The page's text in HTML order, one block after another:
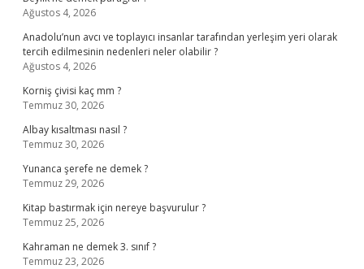
Ağustos 4, 2026
Anadolu’nun avcı ve toplayıcı insanlar tarafından yerleşim yeri olarak
tercih edilmesinin nedenleri neler olabilir ?
Ağustos 4, 2026
Korniş çivisi kaç mm ?
Temmuz 30, 2026
Albay kısaltması nasıl ?
Temmuz 30, 2026
Yunanca şerefe ne demek ?
Temmuz 29, 2026
Kitap bastırmak için nereye başvurulur ?
Temmuz 25, 2026
Kahraman ne demek 3. sınıf ?
Temmuz 23, 2026